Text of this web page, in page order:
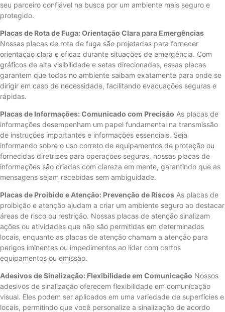
seu parceiro confiável na busca por um ambiente mais seguro e
protegido.
Placas de Rota de Fuga: Orientação Clara para Emergências
Nossas placas de rota de fuga são projetadas para fornecer
orientação clara e eficaz durante situações de emergência. Com
gráficos de alta visibilidade e setas direcionadas, essas placas
garantem que todos no ambiente saibam exatamente para onde se
dirigir em caso de necessidade, facilitando evacuações seguras e
rápidas.
Placas de Informações: Comunicado com Precisão As placas de
informações desempenham um papel fundamental na transmissão
de instruções importantes e informações essenciais. Seja
informando sobre o uso correto de equipamentos de proteção ou
fornecidas diretrizes para operações seguras, nossas placas de
informações são criadas com clareza em mente, garantindo que as
mensagens sejam recebidas sem ambiguidade.
Placas de Proibido e Atenção: Prevenção de Riscos As placas de
proibição e atenção ajudam a criar um ambiente seguro ao destacar
áreas de risco ou restrição. Nossas placas de atenção sinalizam
ações ou atividades que não são permitidas em determinados
locais, enquanto as placas de atenção chamam a atenção para
perigos iminentes ou impedimentos ao lidar com certos
equipamentos ou emissão.
Adesivos de Sinalização: Flexibilidade em Comunicação Nossos
adesivos de sinalização oferecem flexibilidade em comunicação
visual. Eles podem ser aplicados em uma variedade de superfícies e
locais, permitindo que você personalize a sinalização de acordo